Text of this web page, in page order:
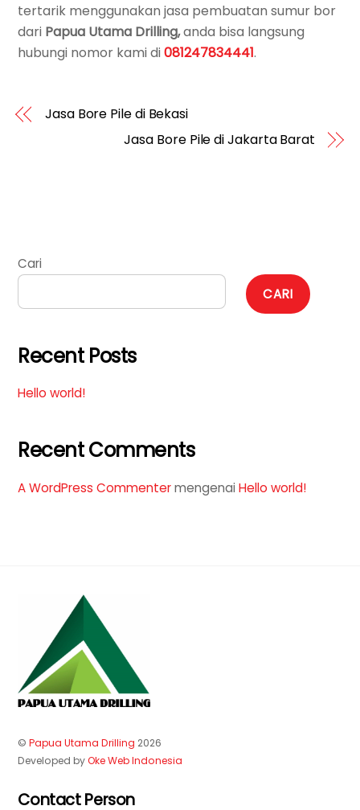
tertarik menggunakan jasa pembuatan sumur bor
dari Papua Utama Drilling,anda bisa langsung
hubungi nomor kami di081247834441.
Jasa Bore Pile di Bekasi
Jasa Bore Pile di Jakarta Barat
Cari
CARI
Recent Posts
Hello world!
Recent Comments
A WordPress CommentermengenaiHello world!
©Papua Utama Drilling 2026
Developed byOke Web Indonesia
Contact Person